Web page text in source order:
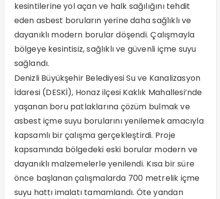
kesintilerine yol açan ve halk sağılığını tehdit
eden asbest boruların yerine daha sağlıklı ve
dayanıklı modern borular döşendi. Çalışmayla
bölgeye kesintisiz, sağlıklı ve güvenli içme suyu
sağlandı.
Denizli Büyükşehir Belediyesi Su ve Kanalizasyon
İdaresi (DESKİ), Honaz ilçesi Kaklık Mahallesi’nde
yaşanan boru patlaklarına çözüm bulmak ve
asbest içme suyu borularını yenilemek amacıyla
kapsamlı bir çalışma gerçekleştirdi. Proje
kapsamında bölgedeki eski borular modern ve
dayanıklı malzemelerle yenilendi. Kısa bir süre
önce başlanan çalışmalarda 700 metrelik içme
suyu hattı imalatı tamamlandı. Öte yandan